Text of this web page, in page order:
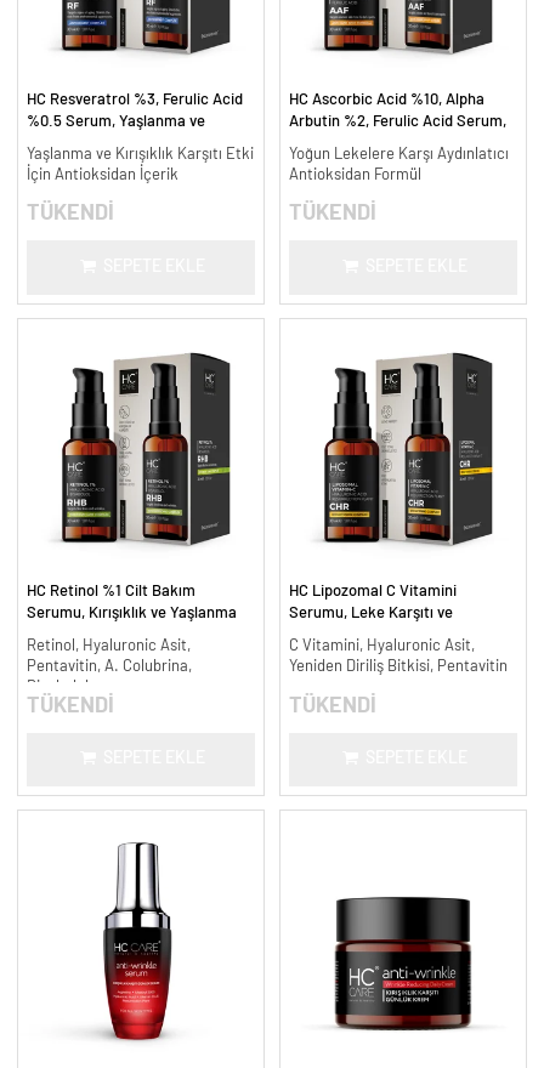
HC Resveratrol %3, Ferulic Acid
%0.5 Serum, Yaşlanma ve
Yaşlanma ve Kırışıklık Karşıtı Etki
İçin Antioksidan İçerik
TÜKENDİ
HC Ascorbic Acid %10, Alpha
Arbutin %2, Ferulic Acid Serum,
ml.
Yoğun Lekelere Karşı Aydınlatıcı
Antioksidan Formül
TÜKENDİ
HC Retinol %1 Cilt Bakım
Serumu, Kırışıklık ve Yaşlanma
Retinol, Hyaluronic Asit,
Pentavitin, A. Colubrina,
Bisabolol
TÜKENDİ
HC Lipozomal C Vitamini
Serumu, Leke Karşıtı ve
C Vitamini, Hyaluronic Asit,
Yeniden Diriliş Bitkisi, Pentavitin
TÜKENDİ